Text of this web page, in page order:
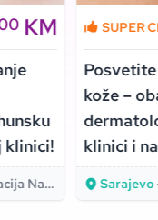
KM
klinici!
klinika
SUPER
kože –
klinici i
promjena
Sarajevo